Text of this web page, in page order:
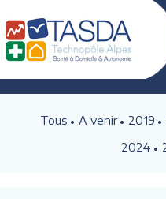
Tous A venir 2019
2024